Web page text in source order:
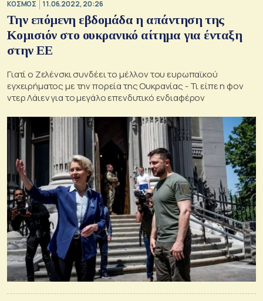
ΚΟΣΜΟΣ 11.06.2022, 20:26
Την επόμενη εβδομάδα η απάντηση της
Κομισιόν στο ουκρανικό αίτημα για ένταξη
στην ΕΕ
Γιατί ο Ζελένσκι συνδέει το μέλλον του ευρωπαϊκού
εγχειρήματος με την πορεία της Ουκρανίας - Τι είπε η φον
ντερ Λάιεν για το μεγάλο επενδυτικό ενδιαφέρον